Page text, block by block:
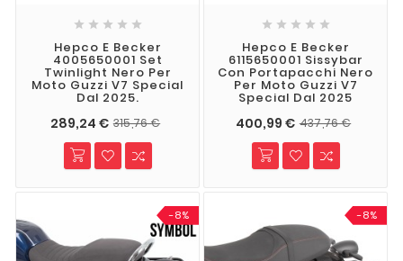
    
Hepco E Becker
4005650001 Set
Twinlight Nero Per
Moto Guzzi V7 Special
Dal 2025.
289,24 € 315,76 €
    
Hepco E Becker
6115650001 Sissybar
Con Portapacchi Nero
Per Moto Guzzi V7
Special Dal 2025
400,99 € 437,76 €
-8% -8%